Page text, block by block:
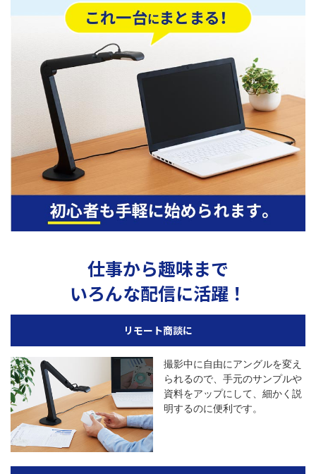
仕事から趣味まで
いろんな配信に活躍！
リモート商談に
撮影中に自由にアングルを変え
られるので、手元のサンプルや
資料をアップにして、細かく説
明するのに便利です。